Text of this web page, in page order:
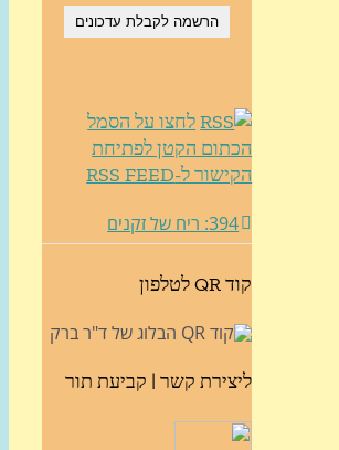
לחצו על הסמל
הכתום הקטן לפתיחת
הקישור ל-RSS FEED
394: ריח של זקנים
קוד QR לטלפון
ליצירת קשר | קביעת תור